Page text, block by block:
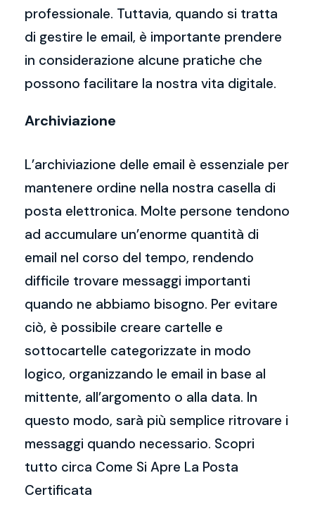
professionale. Tuttavia, quando si tratta
di gestire le email, è importante prendere
in considerazione alcune pratiche che
possono facilitare la nostra vita digitale.
Archiviazione
L’archiviazione delle email è essenziale per
mantenere ordine nella nostra casella di
posta elettronica. Molte persone tendono
ad accumulare un’enorme quantità di
email nel corso del tempo, rendendo
difficile trovare messaggi importanti
quando ne abbiamo bisogno. Per evitare
ciò, è possibile creare cartelle e
sottocartelle categorizzate in modo
logico, organizzando le email in base al
mittente, all’argomento o alla data. In
questo modo, sarà più semplice ritrovare i
messaggi quando necessario. Scopri
tutto circa Come Si Apre La Posta
Certificata